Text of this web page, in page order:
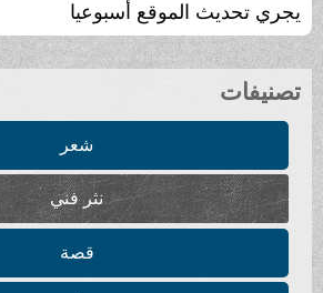
يجري تحديث الموقع أسبوعيا
تصنيفات
شعر
نثر فني
قصة